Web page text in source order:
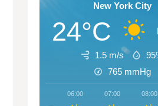
New York City
24°C
1.5 m/s
765 mmHg
06:00 07:00 08:00